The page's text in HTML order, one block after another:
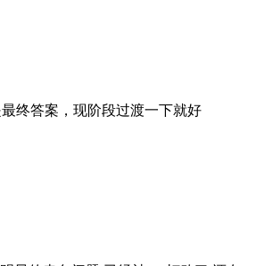
终答案，现阶段过渡一下就好